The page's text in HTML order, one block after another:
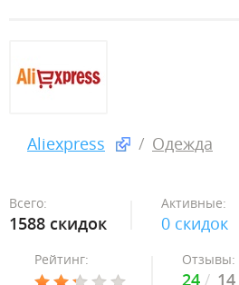
Aliexpress Одежда
Всего:
1588 скидок
Активные:
0 скидок
Рейтинг: Отзывы:
24 14